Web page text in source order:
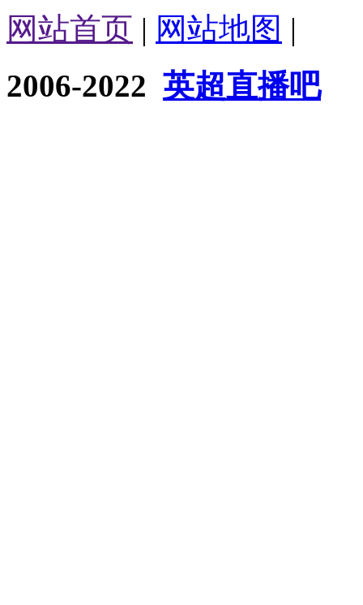
网站首页 | 网站地图 |
2006-2022 英超直播吧